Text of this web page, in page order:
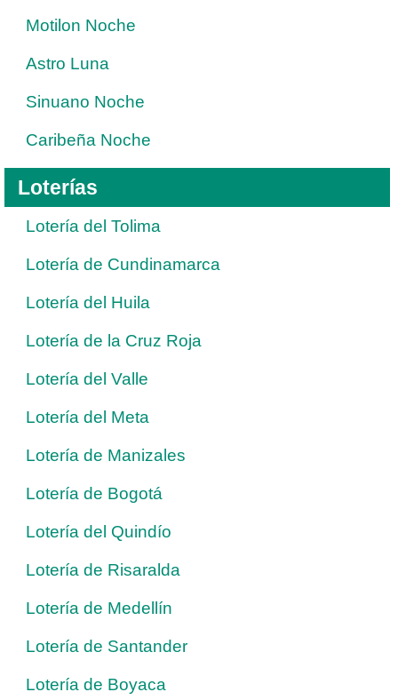
Motilon Noche
Astro Luna
Sinuano Noche
Caribeña Noche
Loterías
Lotería del Tolima
Lotería de Cundinamarca
Lotería del Huila
Lotería de la Cruz Roja
Lotería del Valle
Lotería del Meta
Lotería de Manizales
Lotería de Bogotá
Lotería del Quindío
Lotería de Risaralda
Lotería de Medellín
Lotería de Santander
Lotería de Boyaca